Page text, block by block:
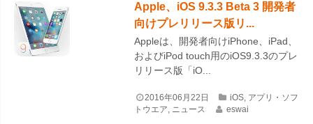
Apple、iOS 9.3.3 Beta 3 開発者
向けプレリリース版リ...
Appleは、開発者向けiPhone、iPad、
およびiPod touch用のiOS9.3.3のプレ
リリース版「iO...
2016年06月22日 iOS, アプリ・ソフ
トウエア, ニュース eswai